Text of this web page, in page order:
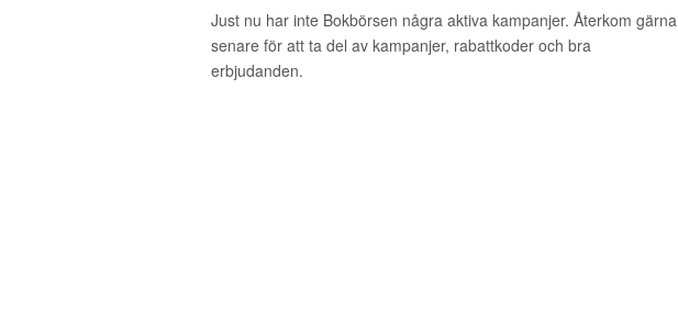
Just nu har inte Bokbörsen några aktiva kampanjer. Återkom gärna
senare för att ta del av kampanjer, rabattkoder och bra
erbjudanden.